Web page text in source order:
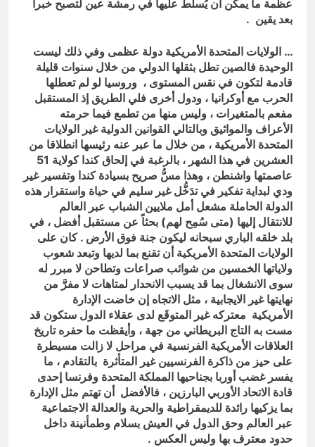
عظمة ما يمكن أن يُسلَّطَ عليها في رمشة عين لتصبح خبرا
بعد يقين .
… الولايات المتحدة الأمريكية دولة عظمى وفي ذلك ليست
الوحيدة فالصين تطل بثقلها الدولي من خلال سنوات قليلة
قادمة لتكون في نقس المستوى ، وروسيا لو لم تعطلها
الحرب مع أوكرانيا ، ودول أخرى فلي الطريق إذ المستقبل
مفعم بالمتغيرات ، وليس منها من تطمع فيما حرمته
الأعراف والمواثيق وبالتالي القوانين الدولية غير الولايات
المتحدة الأمريكية ، من خلال ما عبر عنه رئيسها انطلاقا من
العشرين في هذا الشهر ، بالرغبة في إلحاق كندا كولاية 51
عاصمتها واشنطن ، وهذا مسُّ صريح بسيادة كندا وتفسير غير
ودي لبداية تفكير في تدَخُّل غير سليم في حياة واستقرار هذه
الدولة الحاملة مشعل أمل ملايين الشباب عبر العالم
للانتقال إليها (متى سُمِح لهم) بحثاً عن مستقبل أفضل ، في
بلد خلقه الباري سبحانه ليكون جنة فوق الأرض . كان على
الولايات المتحدة الأمريكية أن تقنع بما لديها وتبعد شعوب
ولاياتها الخمسين من شوائب صراعات وتطاحن لا مبرر له
سوى الانشغال بما قد يسبب الانحدار لمتاهات لا مفرَّ من
نهايتها غير الايجابية ، مثل الاتجاه إن خاضت الإدارة
الأمريكية معتركه غير المتوقَع لدى عقلاء الدول ستكون قد
مست به التاج البريطاني من جهة ، وأيقظت ما حفره تاريخ
العلاقات الأمريكية الفرنسية في مراحل لا زالت مسيطرة
على حيز من ذاكرة الفرنسيين غير المتأثرة بالتقادم ، ما
يفسر غضب أوربا بجناحيها المملكة المتحدة وفرنسا إحدى
قادة الاتحاد الأوربي البارزين ، فالأفضل أن تهتم مثل الإدارة
بما يزكيها رائدة للديمقراطية والحرية والعدالة الاجتماعية
عبر العالم وحق الدول في العيش بسلام وطمأنينة داخل
حدود معترف بها وليس العكس .